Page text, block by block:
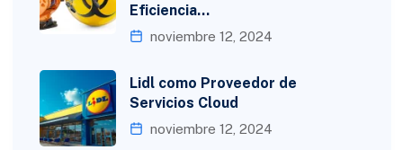
Eficiencia…
noviembre 12, 2024
Lidl como Proveedor de
Servicios Cloud
noviembre 12, 2024